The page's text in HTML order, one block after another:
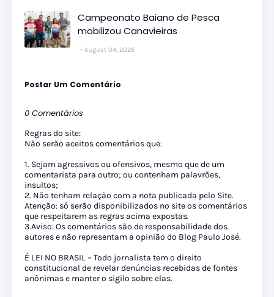
Campeonato Baiano de Pesca
mobilizou Canavieiras
August 04, 2026
Postar Um Comentário
0 Comentários
Regras do site:
Não serão aceitos comentários que:
1. Sejam agressivos ou ofensivos, mesmo que de um
comentarista para outro; ou contenham palavrões,
insultos;
2. Não tenham relação com a nota publicada pelo Site.
Atenção: só serão disponibilizados no site os comentários
que respeitarem as regras acima expostas.
3.Aviso: Os comentários são de responsabilidade dos
autores e não representam a opinião do Blog Paulo José.
É LEI NO BRASIL – Todo jornalista tem o direito
constitucional de revelar denúncias recebidas de fontes
anônimas e manter o sigilo sobre elas.